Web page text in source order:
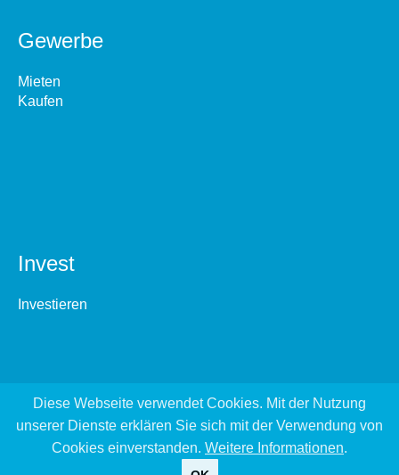
Gewerbe
Mieten
Kaufen
Invest
Investieren
Diese Webseite verwendet Cookies. Mit der Nutzung
unserer Dienste erklären Sie sich mit der Verwendung von
Cookies einverstanden. Weitere Informationen.